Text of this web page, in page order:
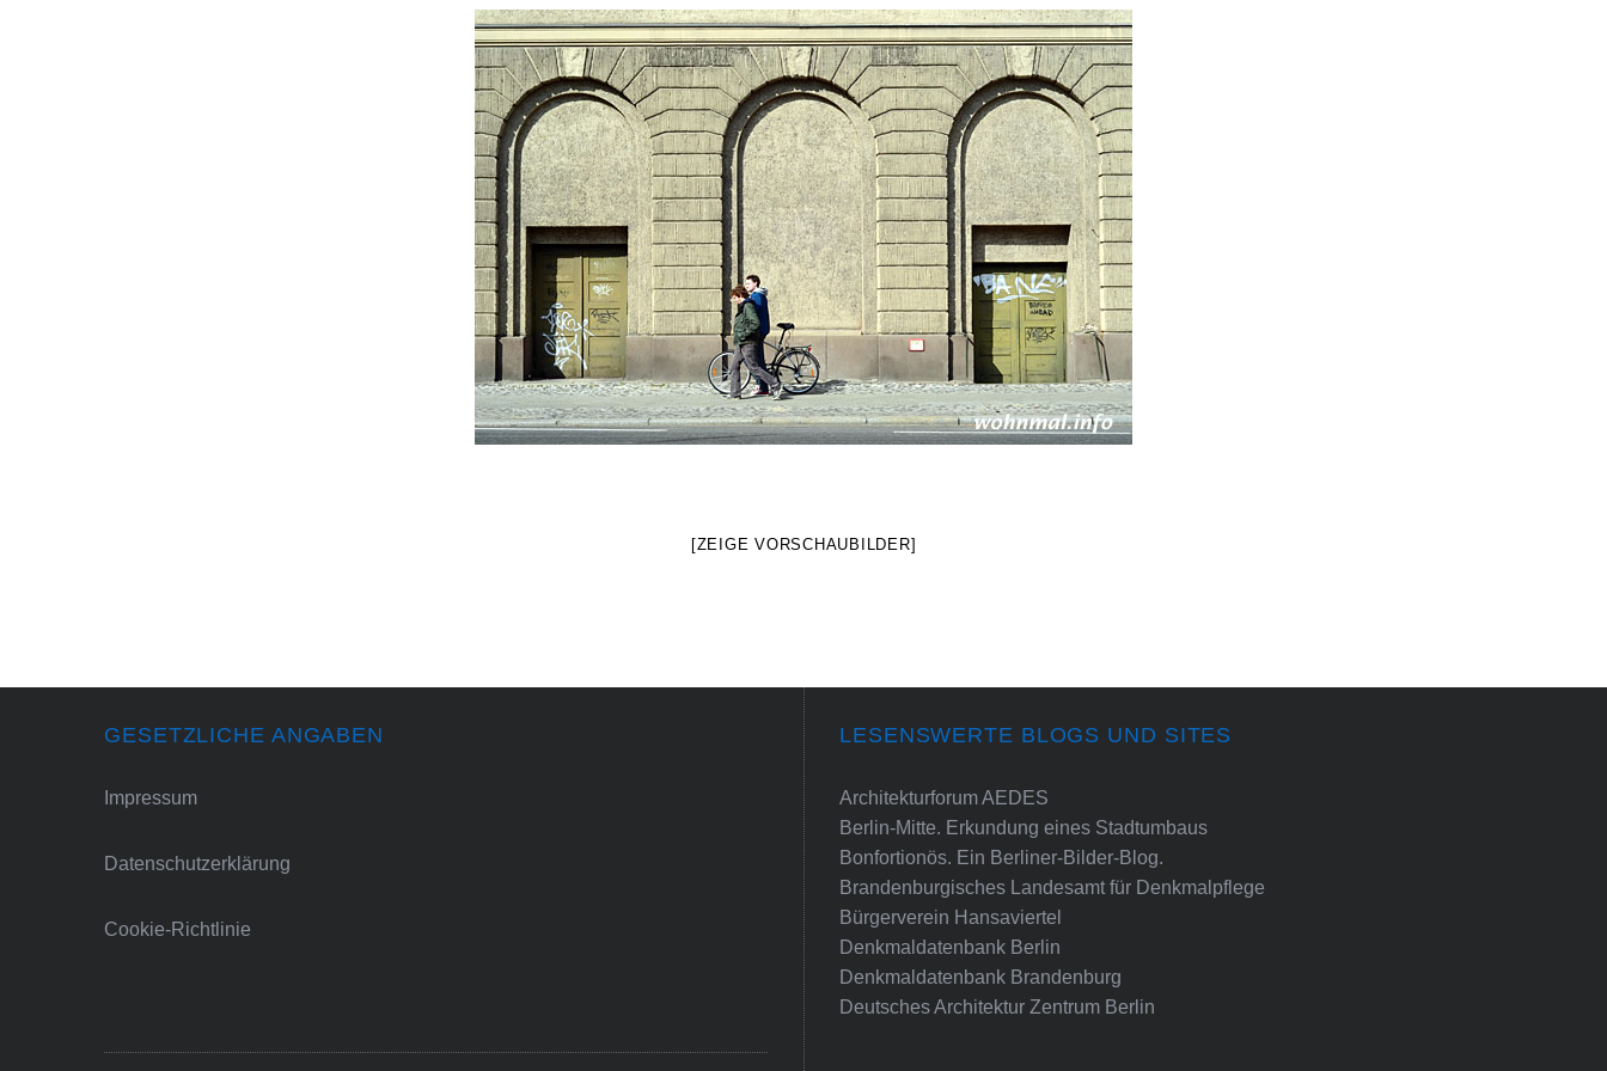
[ZEIGE VORSCHAUBILDER]
GESETZLICHE ANGABEN
Impressum
Datenschutzerklärung
Cookie-Richtlinie
LESENSWERTE BLOGS UND SITES
Architekturforum AEDES
Berlin-Mitte. Erkundung eines Stadtumbaus
Bonfortionös. Ein Berliner-Bilder-Blog.
Brandenburgisches Landesamt für Denkmalpflege
Bürgerverein Hansaviertel
Denkmaldatenbank Berlin
Denkmaldatenbank Brandenburg
Deutsches Architektur Zentrum Berlin